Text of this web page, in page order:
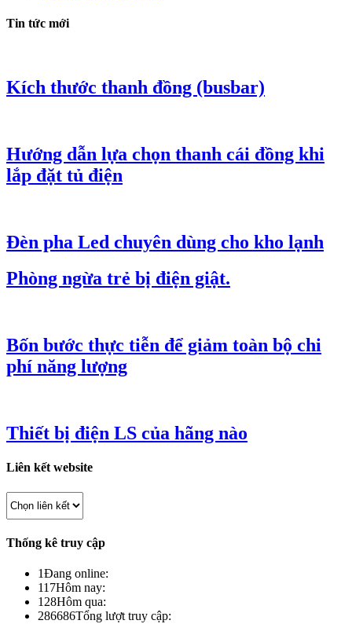
Tin tức mới
Kích thước thanh đồng (busbar)
Hướng dẫn lựa chọn thanh cái đồng khi
lắp đặt tủ điện
Đèn pha Led chuyên dùng cho kho lạnh
Phòng ngừa trẻ bị điện giật.
Bốn bước thực tiễn để giảm toàn bộ chi
phí năng lượng
Thiết bị điện LS của hãng nào
Liên kết website
Thống kê truy cập
1Đang online:
117Hôm nay:
128Hôm qua:
286686Tổng lượt truy cập: